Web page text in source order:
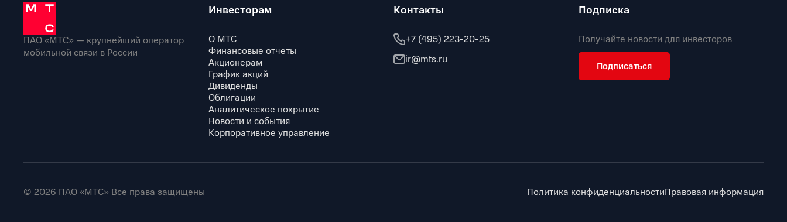
ПАО «МТС» — крупнейший оператор
мобильной связи в России
Инвесторам
О МТС
Финансовые отчеты
Акционерам
График акций
Дивиденды
Облигации
Аналитическое покрытие
Новости и события
Корпоративное управление
Контакты
+7 (495) 223-20-25
ir@mts.ru
Подписка
Получайте новости для инвесторов
Подписаться
© 2026 ПАО «МТС» Все права защищены Политика конфиденциальностиПравовая информация